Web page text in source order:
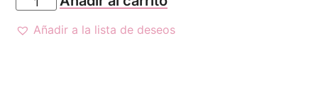
Añadir a la lista de deseos